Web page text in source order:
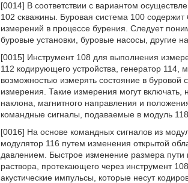
[0014] В соответствии с вариантом
102 скважины. Буровая система 100
измерений в процессе бурения. Следует
буровые установки, буровые насосы, другие
[0015] Инструмент 108 для выполнения
112 кодирующего устройства, генератор
возможностью измерять состояние в буровой
измерения. Такие измерения могут
наклона, магнитного направления и
командные сигналы, подаваемые в модуль 118
[0016] На основе командных сигналов из
модулятор 116 путем изменения открытой
давлением. Быстрое изменение размера пути
раствора, протекающего через инструмент
акустические импульсы, которые несут